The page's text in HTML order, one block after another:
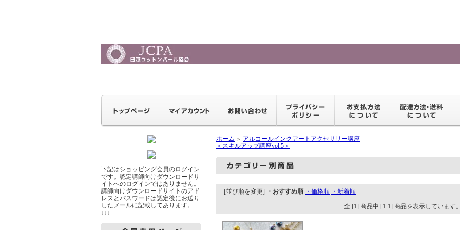
下記はショッピング会員のログイン
です。認定講師向けダウンロードサ
イトへのログインではありません。
講師向けダウンロードサイトのアド
レスとパスワードは認定後にお送り
したメールに記載してあります。
↓↓↓
ホーム ＞ アルコールインクアートアクセサリー講座
＜スキルアップ講座vol.5＞
[並び順を変更] ・おすすめ順 ・価格順 ・新着順
全 [1] 商品中 [1-1] 商品を表示しています